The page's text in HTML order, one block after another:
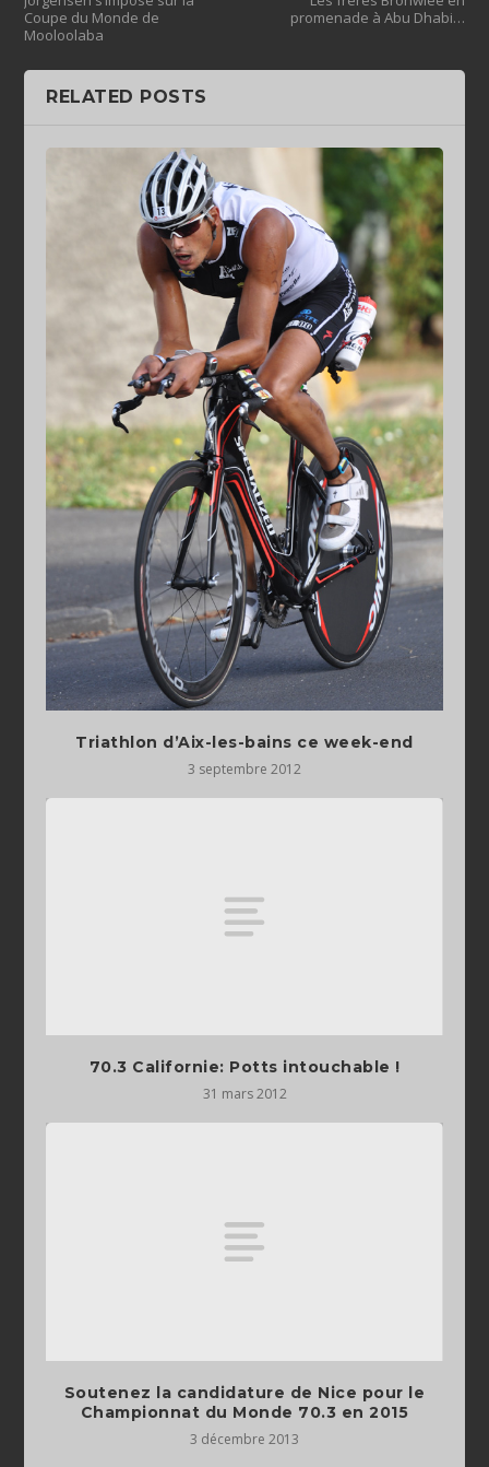
Coupe du Monde de
Mooloolaba
promenade à Abu Dhabi…
RELATED POSTS
Triathlon d’Aix-les-bains ce week-end
3 septembre 2012
70.3 Californie: Potts intouchable !
31 mars 2012
Soutenez la candidature de Nice pour le
Championnat du Monde 70.3 en 2015
3 décembre 2013